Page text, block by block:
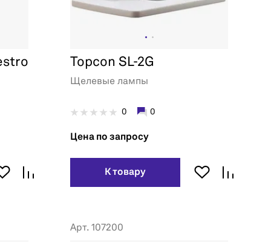
Topcon SL-2G
Щелевые лампы
0 0
Цена по запросу
К товару
Арт. 107200